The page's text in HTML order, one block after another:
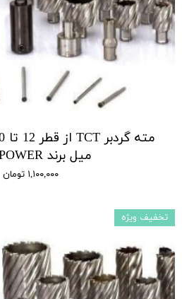
میل برند AST POWER
۱,۱۰۰,۰۰۰ تومان
تخفیف ویژه